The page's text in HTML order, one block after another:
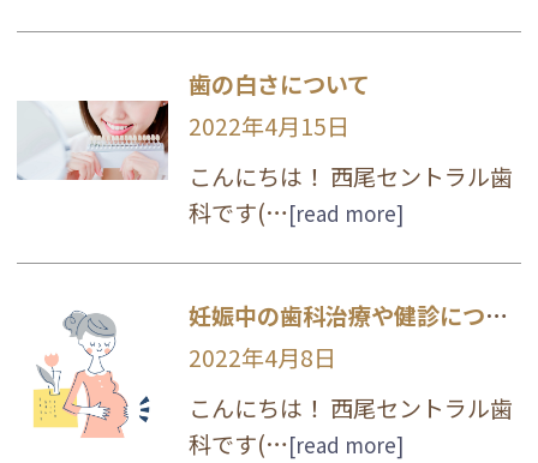
歯の白さについて
2022年4月15日
こんにちは！ 西尾セントラル歯
科です(…[read more]
妊娠中の歯科治療や健診について
2022年4月8日
こんにちは！ 西尾セントラル歯
科です(…[read more]